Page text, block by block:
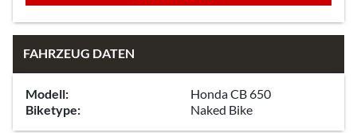
FAHRZEUG DATEN
Modell:
Honda CB 650
Biketype:
Naked Bike